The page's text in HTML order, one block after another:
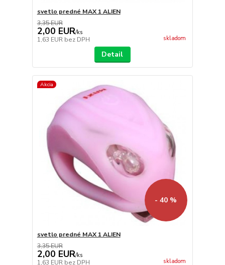
svetlo predné MAX 1 ALIEN
3,35 EUR
2,00 EUR/ks
1,63 EUR bez DPH skladom
Detail
Akcia
- 40 %
svetlo predné MAX 1 ALIEN
3,35 EUR
2,00 EUR/ks
1,63 EUR bez DPH skladom